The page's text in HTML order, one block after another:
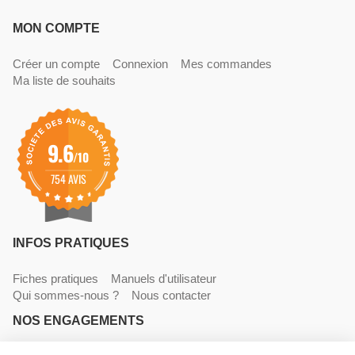
MON COMPTE
Créer un compte Connexion
Mes commandes
Ma liste de souhaits
9.6/10
754 AVIS
INFOS PRATIQUES
Fiches pratiques
Manuels d'utilisateur
Qui sommes-nous ?
Nous contacter
NOS ENGAGEMENTS